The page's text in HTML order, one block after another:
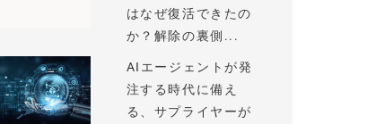
はなぜ復活できたの
か？解除の裏側...
AIエージェントが発
注する時代に備え
る、サプライヤーが